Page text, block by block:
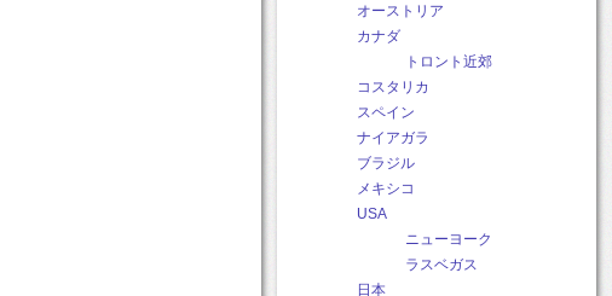
オーストリア
カナダ
トロント近郊
コスタリカ
スペイン
ナイアガラ
ブラジル
メキシコ
USA
ニューヨーク
ラスベガス
日本